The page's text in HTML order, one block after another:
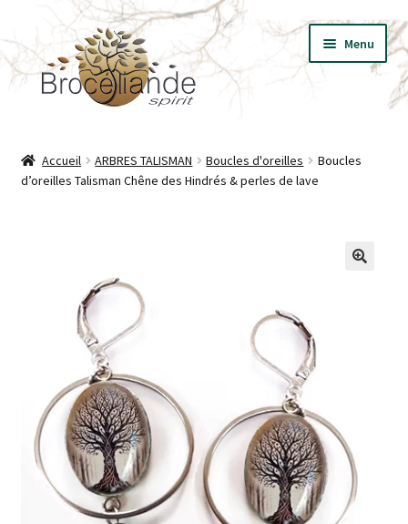
à
la
au
contenu
Menu
VÊTEMENTS
Accueil ARBRES TALISMAN Boucles d'oreilles
Boucles
d’oreilles Talisman Chêne des Hindrés & perles de lave